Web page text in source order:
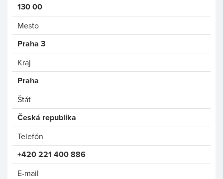
130 00
Mesto
Praha 3
Kraj
Praha
Štát
Česká republika
Telefón
+420 221 400 886
E-mail